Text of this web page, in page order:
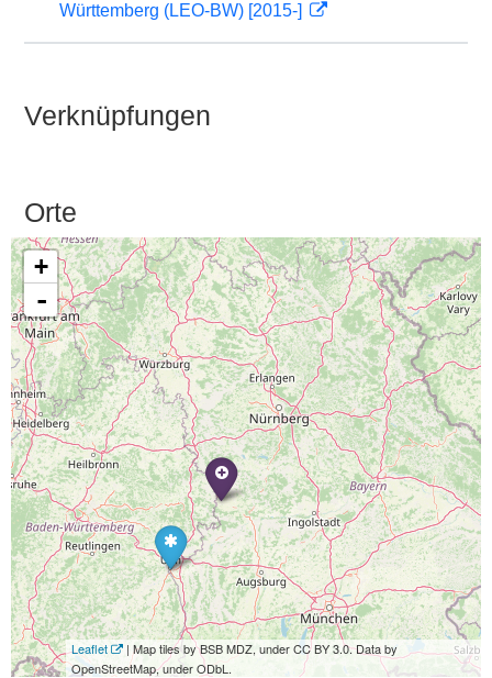
Württemberg (LEO-BW) [2015-]
Verknüpfungen
Orte
+
-
Leaflet
| Map tiles by BSB MDZ, under CC BY 3.0. Data by
OpenStreetMap, under ODbL.